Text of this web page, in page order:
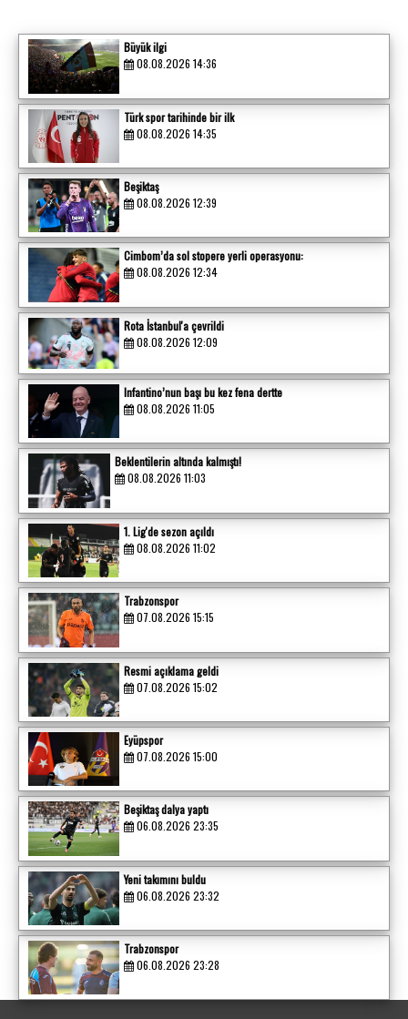
Büyük ilgi
08.08.2026 14:36
Türk spor tarihinde bir ilk
08.08.2026 14:35
Beşiktaş
08.08.2026 12:39
Cimbom’da sol stopere yerli operasyonu:
08.08.2026 12:34
Rota İstanbul'a çevrildi
08.08.2026 12:09
Infantino’nun başı bu kez fena dertte
08.08.2026 11:05
Beklentilerin altında kalmıştı!
08.08.2026 11:03
1. Lig'de sezon açıldı
08.08.2026 11:02
Trabzonspor
07.08.2026 15:15
Resmi açıklama geldi
07.08.2026 15:02
Eyüpspor
07.08.2026 15:00
Beşiktaş dalya yaptı
06.08.2026 23:35
Yeni takımını buldu
06.08.2026 23:32
Trabzonspor
06.08.2026 23:28